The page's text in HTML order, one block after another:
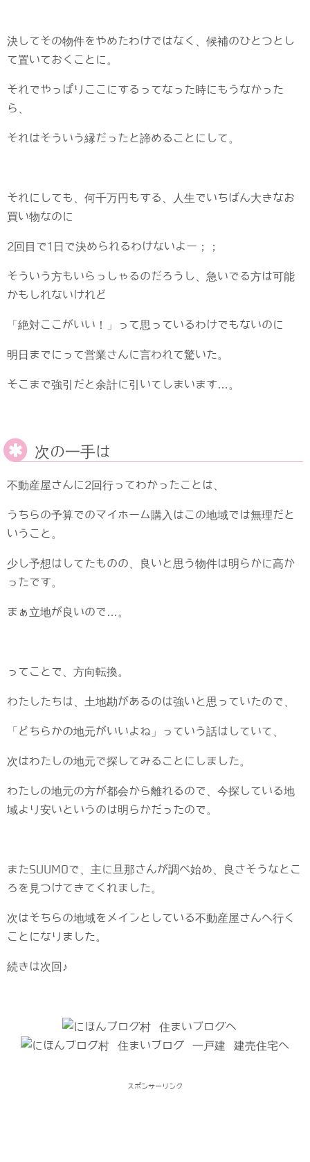
決してその物件をやめたわけではなく、候補のひとつとし
て置いておくことに。
それでやっぱりここにするってなった時にもうなかった
ら、
それはそういう縁だったと諦めることにして。
それにしても、何千万円もする、人生でいちばん大きなお
買い物なのに
2回目で1日で決められるわけないよー；；
そういう方もいらっしゃるのだろうし、急いでる方は可能
かもしれないけれど
「絶対ここがいい！」って思っているわけでもないのに
明日までにって営業さんに言われて驚いた。
そこまで強引だと余計に引いてしまいます…。
次の一手は
不動産屋さんに2回行ってわかったことは、
うちらの予算でのマイホーム購入はこの地域では無理だと
いうこと。
少し予想はしてたものの、良いと思う物件は明らかに高か
ったです。
まぁ立地が良いので…。
ってことで、方向転換。
わたしたちは、土地勘があるのは強いと思っていたので、
「どちらかの地元がいいよね」っていう話はしていて、
次はわたしの地元で探してみることにしました。
わたしの地元の方が都会から離れるので、今探している地
域より安いというのは明らかだったので。
またSUUMOで、主に旦那さんが調べ始め、良さそうなとこ
ろを見つけてきてくれました。
次はそちらの地域をメインとしている不動産屋さんへ行く
ことになりました。
続きは次回♪
スポンサーリンク